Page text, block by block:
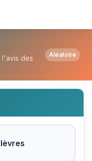
de lèvres ou
l'avis des
Aléatoire